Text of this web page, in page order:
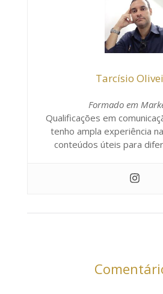
Tarcísio
Formado em
Qualificações em
tenho ampla experiência
conteúdos úteis para